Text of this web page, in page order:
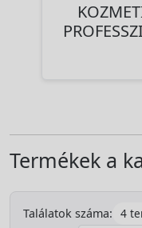
Termékek a
Találatok száma: 4